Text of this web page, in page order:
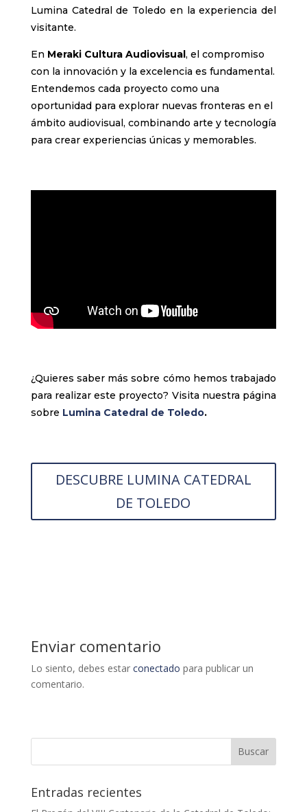
Lumina Catedral de Toledo en la experiencia del
visitante.
En Meraki Cultura Audiovisual, el compromiso
con la innovación y la excelencia es fundamental.
Entendemos cada proyecto como una
oportunidad para explorar nuevas fronteras en el
ámbito audiovisual, combinando arte y tecnología
para crear experiencias únicas y memorables.
¿Quieres saber más sobre cómo hemos trabajado
para realizar este proyecto? Visita nuestra página
sobre Lumina Catedral de Toledo.
DESCUBRE LUMINA CATEDRAL
DE TOLEDO
Enviar comentario
Lo siento, debes estar conectado para publicar un
comentario.
Entradas recientes